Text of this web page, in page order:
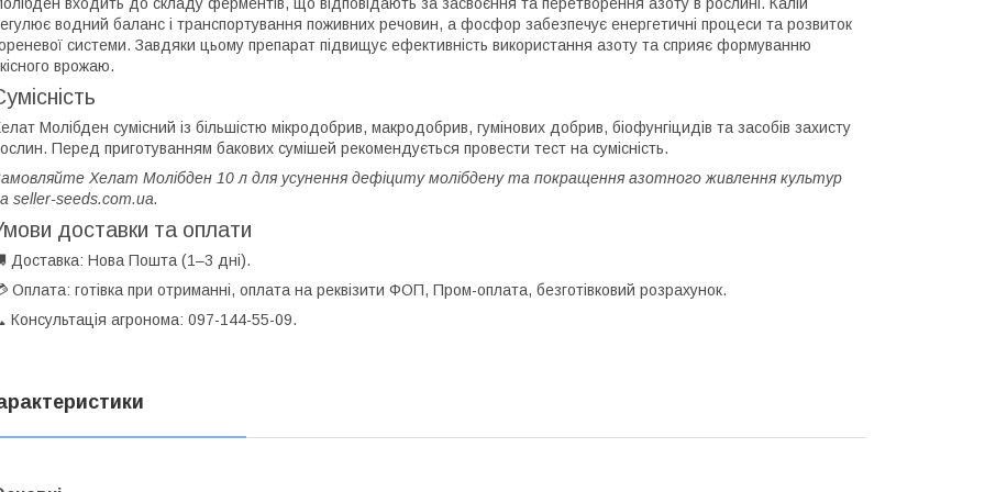
водний баланс і транспортування поживних речовин, а фосфор забезпечує енергетичні процеси та розвиток
системи. Завдяки цьому препарат підвищує ефективність використання азоту та сприяє формуванню
врожаю.
Молібден сумісний із більшістю мікродобрив, макродобрив, гумінових добрив, біофунгіцидів та засобів захисту
Перед приготуванням бакових сумішей рекомендується провести тест на сумісність.
Хелат Молібден 10 л для усунення дефіциту молібдену та покращення азотного живлення культур
seller-seeds.com.ua.
доставки та оплати
Доставка: Нова Пошта (1–3 дні).
Оплата: готівка при отриманні, оплата на реквізити ФОП, Пром-оплата, безготівковий розрахунок.
Консультація агронома: 097-144-55-09.